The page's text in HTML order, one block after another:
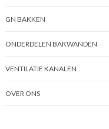
GN BAKKEN
ONDERDELEN BAKWANDEN
VENTILATIE KANALEN
OVER ONS